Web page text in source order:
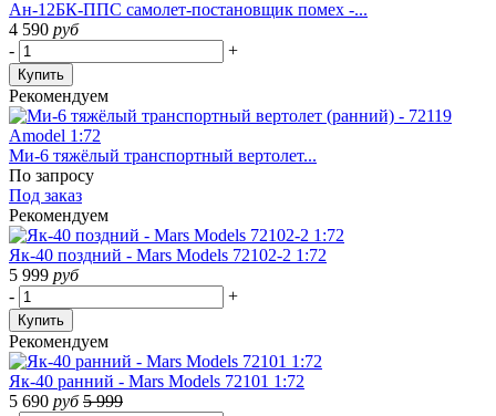
Ан-12БК-ППС самолет-постановщик помех -...
4 590 руб
-
+
Купить
Рекомендуем
Ми-6 тяжёлый транспортный вертолет...
По запросу
Под заказ
Рекомендуем
Як-40 поздний - Mars Models 72102-2 1:72
5 999 руб
-
+
Купить
Рекомендуем
Як-40 ранний - Mars Models 72101 1:72
5 690 руб 5 999